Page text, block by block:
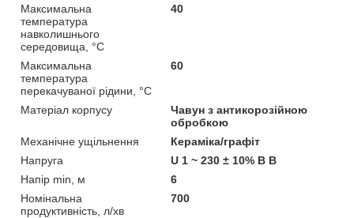
Максимальна
температура
навколишнього
середовища, °C
40
Максимальна
температура
перекачуваної рідини, °C
60
Матеріал корпусу
Чавун з антикорозійною
обробкою
Механічне ущільнення
Кераміка/графіт
Напруга
U 1 ~ 230 ± 10% В В
Напір min, м
6
Номінальна
продуктивність, л/хв
700